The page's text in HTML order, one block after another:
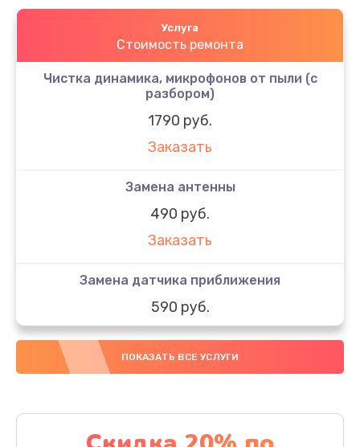
Услуга
Стоимость ремонта
Чистка динамика, микрофонов от пыли (с
разбором)
1790 руб.
Заказать
Замена антенны
490 руб.
Заказать
Замена датчика приближения
590 руб.
Заказать
Замена стекла
ПОКАЗАТЬ ВСЕ УСЛУГИ